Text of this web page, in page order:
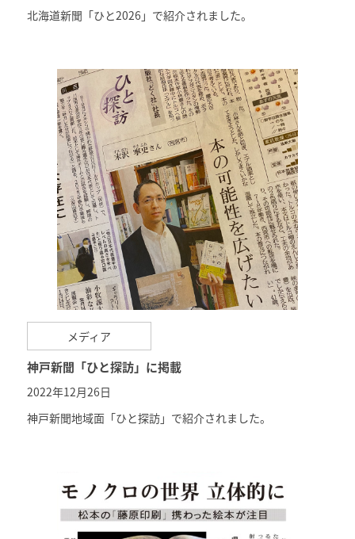
北海道新聞「ひと2026」で紹介されました。
メディア
神戸新聞「ひと探訪」に掲載
2022年12月26日
神戸新聞地域面「ひと探訪」で紹介されました。